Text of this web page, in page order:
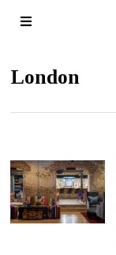
London